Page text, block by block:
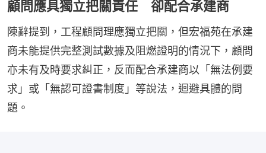
顧問應具獨立把關責任 卻配合承建商
陳辭提到，⼯程顧問理應獨⽴把關，但宏福苑在承建
商未能提供完整測試數據及阻燃證明的情況下，顧問
亦未有及時要求糾正，反⽽配合承建商以「無法例要
求」或「無認可證書制度」等說法，迴避具體的問
題。